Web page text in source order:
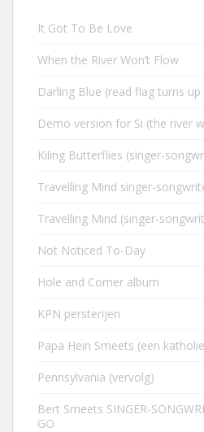
It Got To Be Love
When the River Won’t Flow
Darling Blue (read flag turns up
Demo version for Si (the river
Kiling Butterflies (singer-
Travelling Mind singer-
Travelling Mind (singer-
Not Noticed To-Day
Hole and Corner album
KPN persterijen
Papa Hein Smeets (een
Pennsylvania (vervolg)
Bert Smeets SINGER-
GO